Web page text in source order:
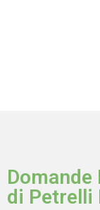
di Petrelli